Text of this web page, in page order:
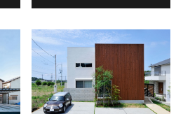
していきたいです。